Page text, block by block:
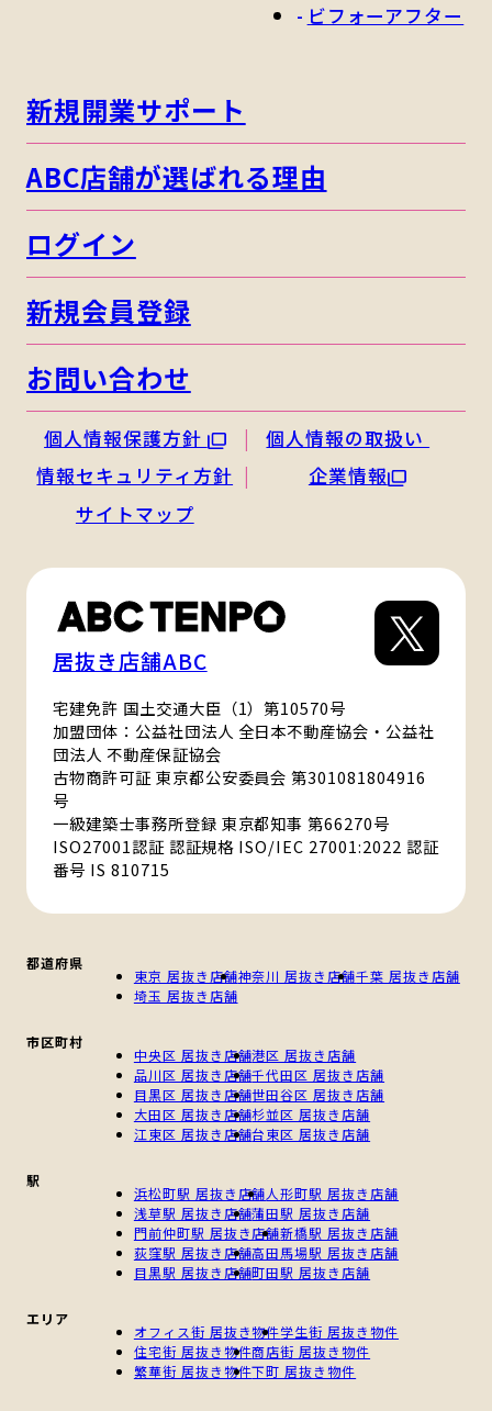
ビフォーアフター
新規開業サポート
ABC店舗が選ばれる理由
ログイン
新規会員登録
お問い合わせ
個人情報保護方針
個人情報の取扱い
情報セキュリティ方針
企業情報
サイトマップ
居抜き店舗ABC
宅建免許 国土交通大臣（1）第10570号
加盟団体：公益社団法人 全日本不動産協会・公益社
団法人 不動産保証協会
古物商許可証 東京都公安委員会 第301081804916
号
一級建築士事務所登録 東京都知事 第66270号
ISO27001認証 認証規格 ISO/IEC 27001:2022 認証
番号 IS 810715
都道府県
東京 居抜き店舗神奈川 居抜き店舗千葉 居抜き店舗
埼玉 居抜き店舗
市区町村
中央区 居抜き店舗港区 居抜き店舗
品川区 居抜き店舗千代田区 居抜き店舗
目黒区 居抜き店舗世田谷区 居抜き店舗
大田区 居抜き店舗杉並区 居抜き店舗
江東区 居抜き店舗台東区 居抜き店舗
駅
浜松町駅 居抜き店舗人形町駅 居抜き店舗
浅草駅 居抜き店舗蒲田駅 居抜き店舗
門前仲町駅 居抜き店舗新橋駅 居抜き店舗
荻窪駅 居抜き店舗高田馬場駅 居抜き店舗
目黒駅 居抜き店舗町田駅 居抜き店舗
エリア
オフィス街 居抜き物件学生街 居抜き物件
住宅街 居抜き物件商店街 居抜き物件
繁華街 居抜き物件下町 居抜き物件